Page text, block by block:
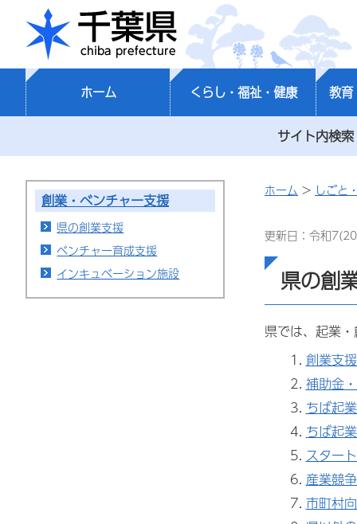
千葉県
ホーム くらし・福祉・健康 教育
サイト内検索
創業・ベンチャー支援
県の創業支援
ベンチャー育成支援
インキュベーション施設
ホーム > しごと
更新日：令和
県の創
県では、起業
創業支
補助金
ちば起
ちば起
スター
産業競
市町村